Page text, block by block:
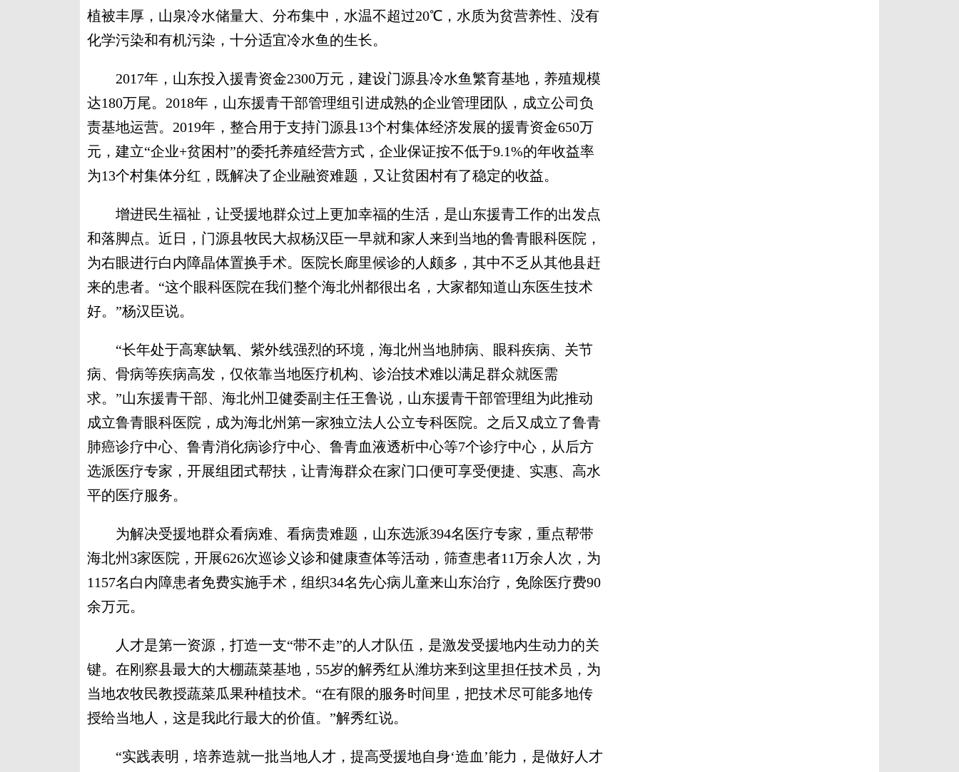
植被丰厚，山泉冷水储量大、分布集中，水温不超过20℃，水质为贫营养性、没有
化学污染和有机污染，十分适宜冷水鱼的生长。
2017年，山东投入援青资金2300万元，建设门源县冷水鱼繁育基地，养殖规模
达180万尾。2018年，山东援青干部管理组引进成熟的企业管理团队，成立公司负
责基地运营。2019年，整合用于支持门源县13个村集体经济发展的援青资金650万
元，建立“企业+贫困村”的委托养殖经营方式，企业保证按不低于9.1%的年收益率
为13个村集体分红，既解决了企业融资难题，又让贫困村有了稳定的收益。
增进民生福祉，让受援地群众过上更加幸福的生活，是山东援青工作的出发点
和落脚点。近日，门源县牧民大叔杨汉臣一早就和家人来到当地的鲁青眼科医院，
为右眼进行白内障晶体置换手术。医院长廊里候诊的人颇多，其中不乏从其他县赶
来的患者。“这个眼科医院在我们整个海北州都很出名，大家都知道山东医生技术
好。”杨汉臣说。
“长年处于高寒缺氧、紫外线强烈的环境，海北州当地肺病、眼科疾病、关节
病、骨病等疾病高发，仅依靠当地医疗机构、诊治技术难以满足群众就医需
求。”山东援青干部、海北州卫健委副主任王鲁说，山东援青干部管理组为此推动
成立鲁青眼科医院，成为海北州第一家独立法人公立专科医院。之后又成立了鲁青
肺癌诊疗中心、鲁青消化病诊疗中心、鲁青血液透析中心等7个诊疗中心，从后方
选派医疗专家，开展组团式帮扶，让青海群众在家门口便可享受便捷、实惠、高水
平的医疗服务。
为解决受援地群众看病难、看病贵难题，山东选派394名医疗专家，重点帮带
海北州3家医院，开展626次巡诊义诊和健康查体等活动，筛查患者11万余人次，为
1157名白内障患者免费实施手术，组织34名先心病儿童来山东治疗，免除医疗费90
余万元。
人才是第一资源，打造一支“带不走”的人才队伍，是激发受援地内生动力的关
键。在刚察县最大的大棚蔬菜基地，55岁的解秀红从潍坊来到这里担任技术员，为
当地农牧民教授蔬菜瓜果种植技术。“在有限的服务时间里，把技术尽可能多地传
授给当地人，这是我此行最大的价值。”解秀红说。
“实践表明，培养造就一批当地人才，提高受援地自身‘造血’能力，是做好人才